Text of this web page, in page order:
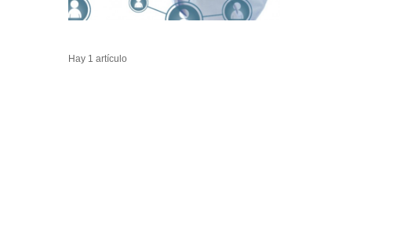
Hay 1 artículo